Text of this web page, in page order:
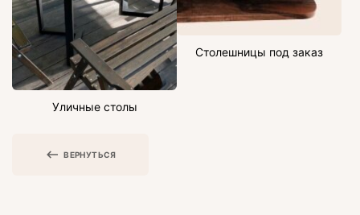
Уличные столы
Столешницы под заказ
ВЕРНУТЬСЯ